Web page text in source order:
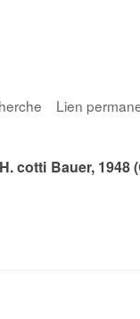
Lien
cotti Bauer,